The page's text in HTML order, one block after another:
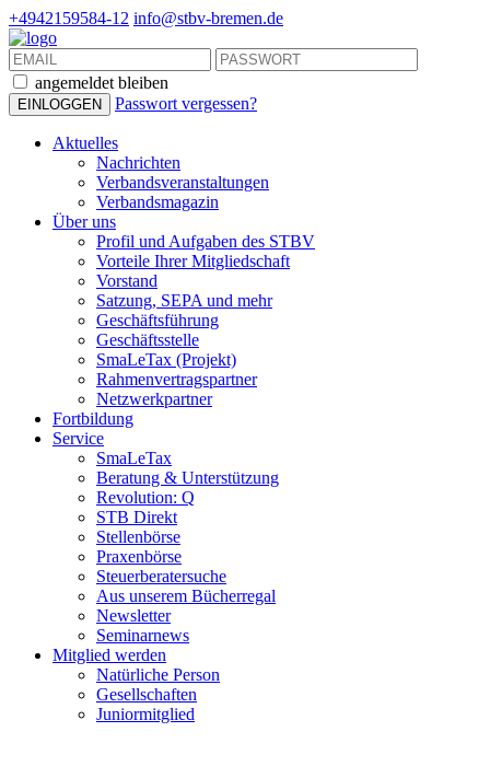
+4942159584-12 info@stbv-bremen.de
angemeldet bleiben
Passwort vergessen?
Aktuelles
Nachrichten
Verbandsveranstaltungen
Verbandsmagazin
Über uns
Profil und Aufgaben des STBV
Vorteile Ihrer Mitgliedschaft
Vorstand
Satzung, SEPA und mehr
Geschäftsführung
Geschäftsstelle
SmaLeTax (Projekt)
Rahmenvertragspartner
Netzwerkpartner
Fortbildung
Service
SmaLeTax
Beratung & Unterstützung
Revolution: Q
STB Direkt
Stellenbörse
Praxenbörse
Steuerberatersuche
Aus unserem Bücherregal
Newsletter
Seminarnews
Mitglied werden
Natürliche Person
Gesellschaften
Juniormitglied